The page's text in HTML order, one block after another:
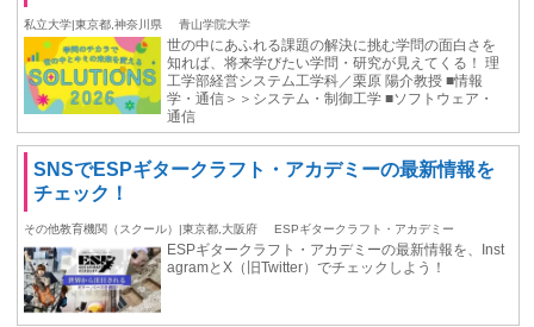
私立大学|東京都,神奈川県 青山学院大学
世の中にあふれる課題の解決に挑む学問の面白さを
知れば、将来学びたい学問・研究が見えてくる！ 理
工学部経営システム工学科／栗原 陽介教授 ■情報
学・通信＞＞システム・制御工学 ■ソフトウェア・
通信
SNSでESPギタークラフト・アカデミーの最新情報を
チェック！
その他教育機関（スクール）|東京都,大阪府 ESPギタークラフト・アカデミー
ESPギタークラフト・アカデミーの最新情報を、Inst
agramとX（旧Twitter）でチェックしよう！